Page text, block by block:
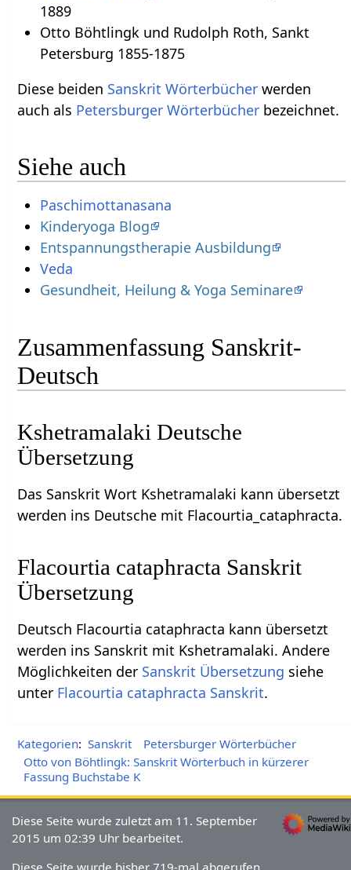
1889
Otto Böhtlingk und Rudolph Roth, Sankt
Petersburg 1855-1875
Diese beiden Sanskrit Wörterbücher werden
auch als Petersburger Wörterbücher bezeichnet.
Siehe auch
Paschimottanasana
Kinderyoga Blog
Entspannungstherapie Ausbildung
Veda
Gesundheit, Heilung & Yoga Seminare
Zusammenfassung Sanskrit-
Deutsch
Kshetramalaki Deutsche
Übersetzung
Das Sanskrit Wort Kshetramalaki kann übersetzt
werden ins Deutsche mit Flacourtia_cataphracta.
Flacourtia cataphracta Sanskrit
Übersetzung
Deutsch Flacourtia cataphracta kann übersetzt
werden ins Sanskrit mit Kshetramalaki. Andere
Möglichkeiten der Sanskrit Übersetzung siehe
unter Flacourtia cataphracta Sanskrit.
Kategorien: Sanskrit
Petersburger Wörterbücher
Otto von Böhtlingk: Sanskrit Wörterbuch in kürzerer
Fassung Buchstabe K
Diese Seite wurde zuletzt am 11. September
2015 um 02:39 Uhr bearbeitet.
Diese Seite wurde bisher 719-mal abgerufen.